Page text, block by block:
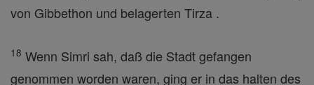
von Gibbethon und belagerten Tirza .
18 Wenn Simri sah, daß die Stadt gefangen
genommen worden waren, ging er in das halten des